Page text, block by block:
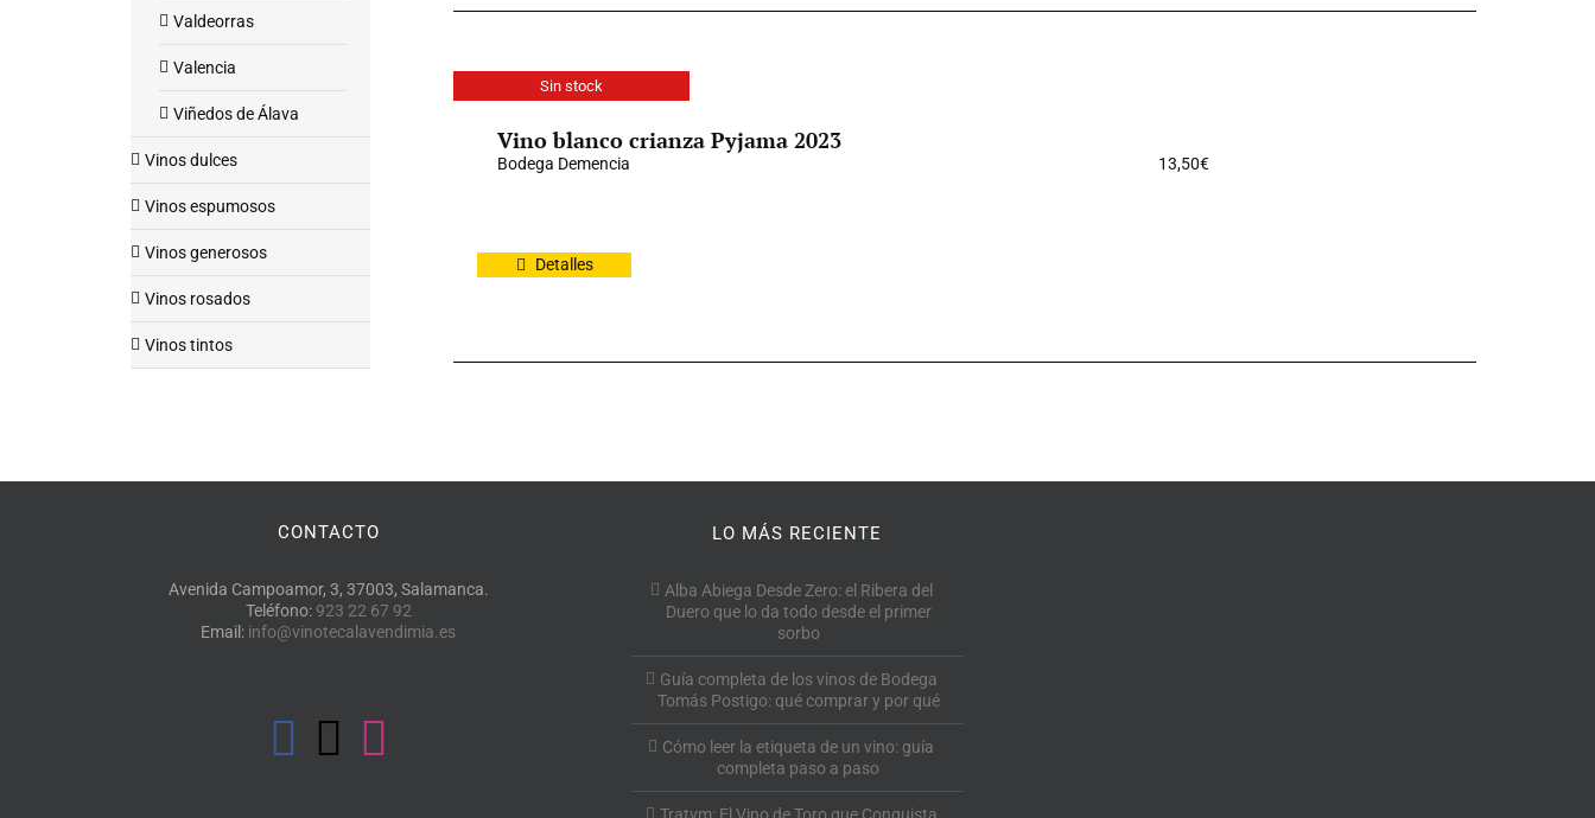
Sin stock
Vino blanco crianza Pyjama 2023
Bodega Demencia 13,50€
Detalles
Valdeorras
Valencia
Viñedos de Álava
Vinos dulces
Vinos espumosos
Vinos generosos
Vinos rosados
Vinos tintos
CONTACTO
Avenida Campoamor, 3, 37003, Salamanca.
Teléfono: 923 22 67 92
Email: info@vinotecalavendimia.es
LO MÁS RECIENTE
Alba Abiega Desde Zero: el Ribera del
Duero que lo da todo desde el primer
sorbo
Guía completa de los vinos de Bodega
Tomás Postigo: qué comprar y por qué
Cómo leer la etiqueta de un vino: guía
completa paso a paso